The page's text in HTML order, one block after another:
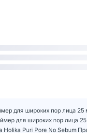
для широких пор лица
для широких пор лица
Puri Pore No Sebum